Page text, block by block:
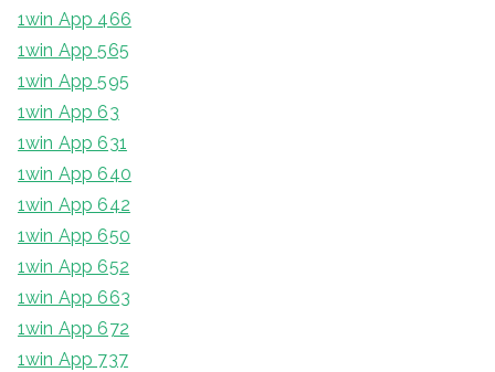
1win App 466
1win App 565
1win App 595
1win App 63
1win App 631
1win App 640
1win App 642
1win App 650
1win App 652
1win App 663
1win App 672
1win App 737